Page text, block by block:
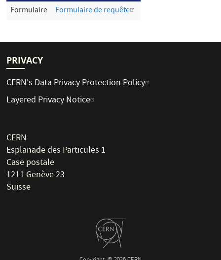
Formulaire
Formulaire de requête
PRIVACY
CERN's Data Privacy Protection Policy
Layered Privacy Notice
CERN
Esplanade des Particules 1
Case postale
1211 Genève 23
Suisse